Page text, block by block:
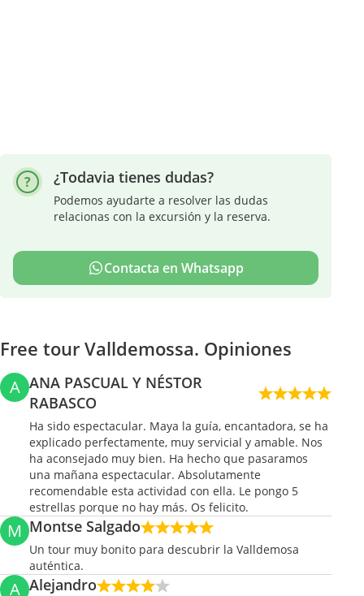
¿Todavia tienes dudas?
Podemos ayudarte a resolver las dudas
relacionas con la excursión y la reserva.
Contacta en Whatsapp
Free tour Valldemossa. Opiniones
A ANA PASCUAL Y NÉSTOR
RABASCO
Ha sido espectacular. Maya la guía, encantadora, se ha
explicado perfectamente, muy servicial y amable. Nos
ha aconsejado muy bien. Ha hecho que pasaramos
una mañana espectacular. Absolutamente
recomendable esta actividad con ella. Le pongo 5
estrellas porque no hay más. Os felicito.
M Montse Salgado
Un tour muy bonito para descubrir la Valldemosa
auténtica.
A Alejandro